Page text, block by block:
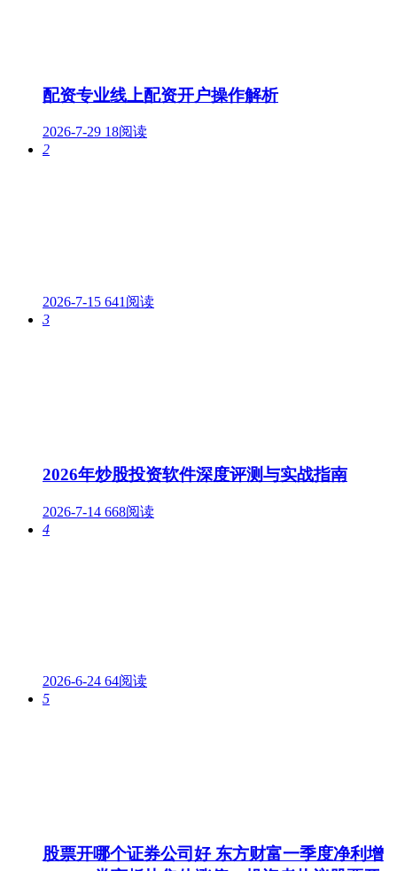
配资专业线上配资开户操作解析
2026-7-29 18阅读
2
2026-7-15 641阅读
3
2026年炒股投资软件深度评测与实战指南
2026-7-14 668阅读
4
2026-6-24 64阅读
5
股票开哪个证券公司好 东方财富一季度净利增